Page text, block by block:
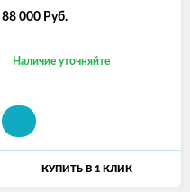
88 000 Руб.
Наличие уточняйте
КУПИТЬ В 1 КЛИК